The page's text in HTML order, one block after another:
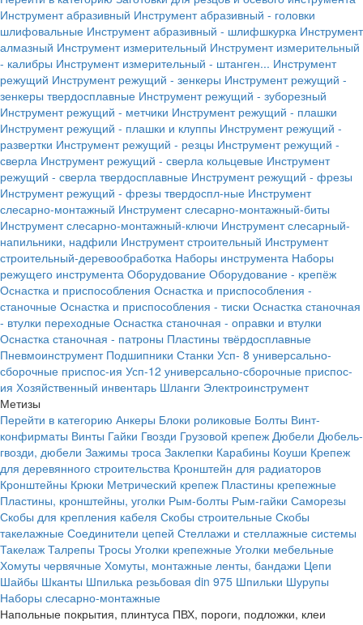
Инструмент абразивный Инструмент абразивный - головки
шлифовальные Инструмент абразивный - шлифшкурка Инструмент
алмазный Инструмент измерительный Инструмент измерительный
- калибры Инструмент измерительный - штанген... Инструмент
режущий Инструмент режущий - зенкеры Инструмент режущий -
зенкеры твердосплавные Инструмент режущий - зуборезный
Инструмент режущий - метчики Инструмент режущий - плашки
Инструмент режущий - плашки и клуппы Инструмент режущий -
развертки Инструмент режущий - резцы Инструмент режущий -
сверла Инструмент режущий - сверла кольцевые Инструмент
режущий - сверла твердосплавные Инструмент режущий - фрезы
Инструмент режущий - фрезы твердоспл-ные Инструмент
слесарно-монтажный Инструмент слесарно-монтажный-биты
Инструмент слесарно-монтажный-ключи Инструмент слесарный-
напильники, надфили Инструмент строительный Инструмент
строительный-деревообработка Наборы инструмента Наборы
режущего инструмента Оборудование Оборудование - крепёж
Оснастка и приспособления Оснастка и приспособления -
станочные Оснастка и приспособления - тиски Оснастка станочная
- втулки переходные Оснастка станочная - оправки и втулки
Оснастка станочная - патроны Пластины твёрдосплавные
Пневмоинструмент Подшипники Станки Усп- 8 универсально-
сборочные приспос-ия Усп-12 универсально-сборочные приспос-
ия Хозяйственный инвентарь Шланги Электроинструмент
Метизы
Перейти в категорию Анкеры Блоки роликовые Болты Винт-
конфирматы Винты Гайки Гвозди Грузовой крепеж Дюбели Дюбель-
гвозди, дюбели Зажимы троса Заклепки Карабины Коуши Крепеж
для деревянного строительства Кронштейн для радиаторов
Кронштейны Крюки Метрический крепеж Пластины крепежные
Пластины, кронштейны, уголки Рым-болты Рым-гайки Саморезы
Скобы для крепления кабеля Скобы строительные Скобы
такелажные Соединители цепей Стеллажи и стеллажные системы
Такелаж Талрепы Тросы Уголки крепежные Уголки мебельные
Хомуты червячные Хомуты, монтажные ленты, бандажи Цепи
Шайбы Шканты Шпилька резьбовая din 975 Шпильки Шурупы
Наборы слесарно-монтажные
Напольные покрытия, плинтуса ПВХ, пороги, подложки, клеи